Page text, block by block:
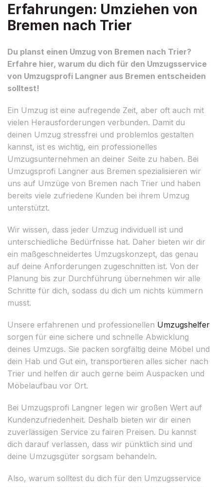
Erfahrungen: Umziehen von
Bremen nach Trier
Du planst einen Umzug von Bremen nach Trier?
Erfahre hier, warum du dich für den Umzugsservice
von Umzugsprofi Langner aus Bremen entscheiden
solltest!
Ein Umzug ist eine aufregende Zeit, aber oft auch mit
vielen Herausforderungen verbunden. Damit du
deinen Umzug stressfrei und problemlos gestalten
kannst, ist es wichtig, ein professionelles
Umzugsunternehmen an deiner Seite zu haben. Bei
Umzugsprofi Langner aus Bremen spezialisieren wir
uns auf Umzüge von Bremen nach Trier und haben
bereits viele zufriedene Kunden bei ihrem Umzug
unterstützt.
Wir wissen, dass jeder Umzug individuell ist und
unterschiedliche Bedürfnisse hat. Daher bieten wir dir
ein maßgeschneidertes Umzugskonzept, das genau
auf deine Anforderungen zugeschnitten ist. Von der
Planung bis zur Durchführung übernehmen wir alle
Schritte für dich, sodass du dich um nichts kümmern
musst.
Unsere erfahrenen und professionellen Umzugshelfer
sorgen für eine sichere und schnelle Abwicklung
deines Umzugs. Sie packen sorgfältig deine Möbel und
dein Hab und Gut ein, transportieren alles sicher nach
Trier und helfen dir auch gerne beim Auspacken und
Möbelaufbau vor Ort.
Bei Umzugsprofi Langner legen wir großen Wert auf
Kundenzufriedenheit. Deshalb bieten wir dir einen
zuverlässigen Service zu fairen Preisen. Du kannst
dich darauf verlassen, dass wir pünktlich sind und
deine Umzugsgüter sorgsam behandeln.
Also, warum solltest du dich für den Umzugsservice